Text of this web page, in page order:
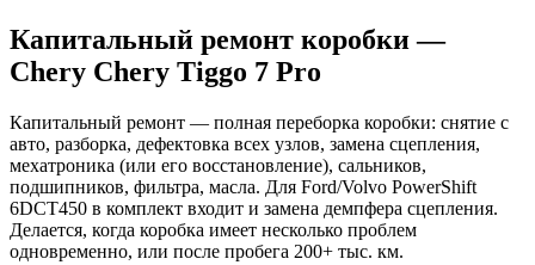
Капитальный ремонт коробки —
Chery Chery Tiggo 7 Pro
Капитальный ремонт — полная переборка коробки: снятие с
авто, разборка, дефектовка всех узлов, замена сцепления,
мехатроника (или его восстановление), сальников,
подшипников, фильтра, масла. Для Ford/Volvo PowerShift
6DCT450 в комплект входит и замена демпфера сцепления.
Делается, когда коробка имеет несколько проблем
одновременно, или после пробега 200+ тыс. км.